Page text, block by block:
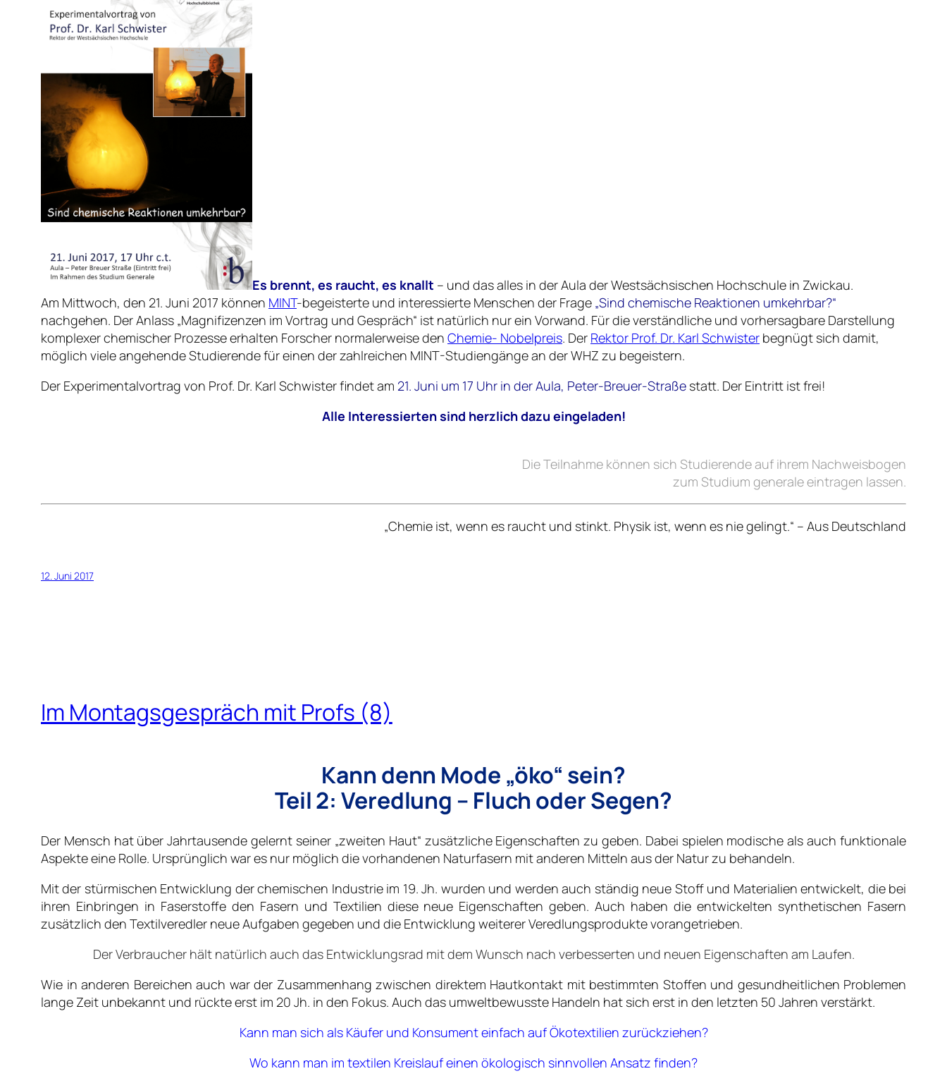
Es brennt, es raucht, es knallt – und das alles in der Aula der Westsächsischen Hochschule in Zwickau.
Am Mittwoch, den 21. Juni 2017 können MINT-begeisterte und interessierte Menschen der Frage „Sind chemische Reaktionen umkehrbar?“
nachgehen. Der Anlass „Magnifizenzen im Vortrag und Gespräch“ ist natürlich nur ein Vorwand. Für die verständliche und vorhersagbare Darstellung
komplexer chemischer Prozesse erhalten Forscher normalerweise den Chemie- Nobelpreis. Der Rektor Prof. Dr. Karl Schwister begnügt sich damit,
möglich viele angehende Studierende für einen der zahlreichen MINT-Studiengänge an der WHZ zu begeistern.
Der Experimentalvortrag von Prof. Dr. Karl Schwister findet am 21. Juni um 17 Uhr in der Aula, Peter-Breuer-Straße statt. Der Eintritt ist frei!
Alle Interessierten sind herzlich dazu eingeladen!
Die Teilnahme können sich Studierende auf ihrem Nachweisbogen
zum Studium generale eintragen lassen.
„Chemie ist, wenn es raucht und stinkt. Physik ist, wenn es nie gelingt.“ – Aus Deutschland
12. Juni 2017
Im Montagsgespräch mit Profs (8)
Kann denn Mode „öko“ sein?
Teil 2: Veredlung – Fluch oder Segen?
Der Mensch hat über Jahrtausende gelernt seiner „zweiten Haut“ zusätzliche Eigenschaften zu geben. Dabei spielen modische als auch funktionale
Aspekte eine Rolle. Ursprünglich war es nur möglich die vorhandenen Naturfasern mit anderen Mitteln aus der Natur zu behandeln.
Mit der stürmischen Entwicklung der chemischen Industrie im 19. Jh. wurden und werden auch ständig neue Stoff und Materialien entwickelt, die bei
ihren Einbringen in Faserstoffe den Fasern und Textilien diese neue Eigenschaften geben. Auch haben die entwickelten synthetischen Fasern
zusätzlich den Textilveredler neue Aufgaben gegeben und die Entwicklung weiterer Veredlungsprodukte vorangetrieben.
Der Verbraucher hält natürlich auch das Entwicklungsrad mit dem Wunsch nach verbesserten und neuen Eigenschaften am Laufen.
Wie in anderen Bereichen auch war der Zusammenhang zwischen direktem Hautkontakt mit bestimmten Stoffen und gesundheitlichen Problemen
lange Zeit unbekannt und rückte erst im 20 Jh. in den Fokus. Auch das umweltbewusste Handeln hat sich erst in den letzten 50 Jahren verstärkt.
Kann man sich als Käufer und Konsument einfach auf Ökotextilien zurückziehen?
Wo kann man im textilen Kreislauf einen ökologisch sinnvollen Ansatz finden?